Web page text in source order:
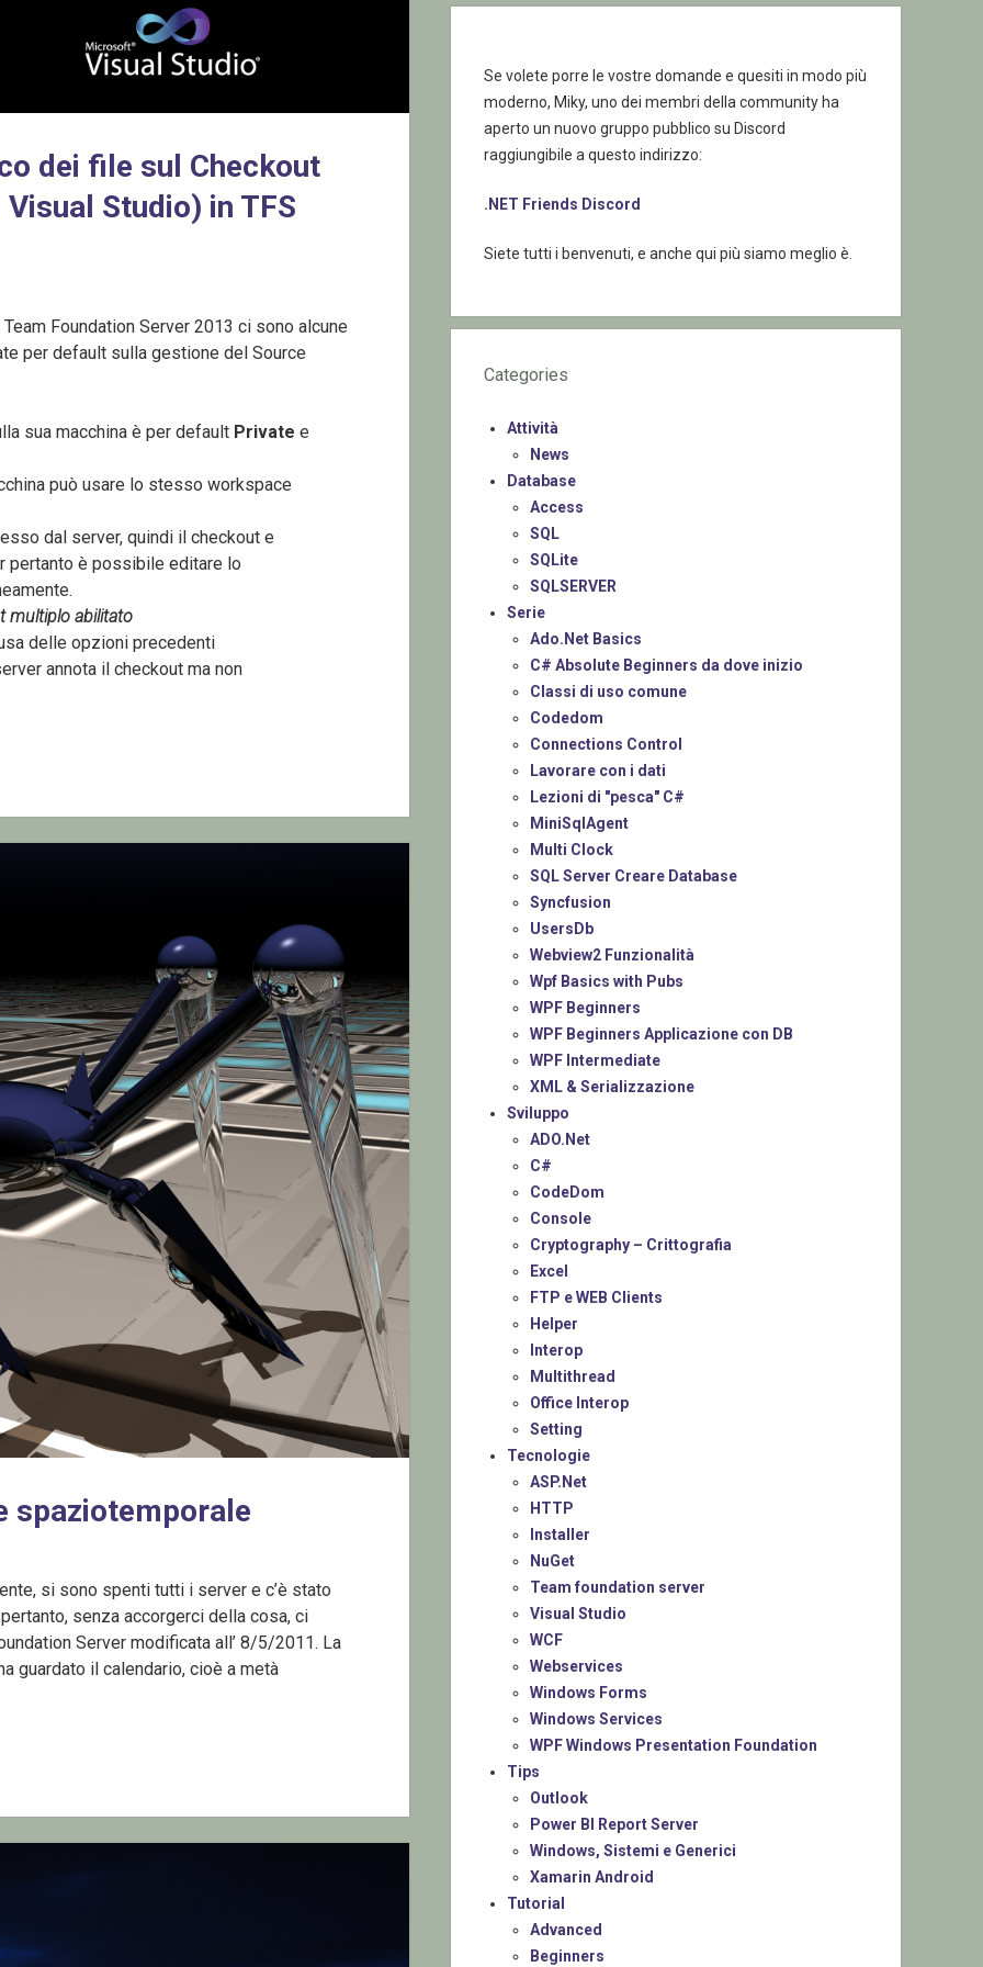
dei file sul Checkout
Studio) in TFS
Foundation Server 2013 ci sono alcune
per default sulla gestione del Source
sua macchina è per default Private e
può usare lo stesso workspace
dal server, quindi il checkout e
pertanto è possibile editare lo
multiplo abilitato
delle opzioni precedenti
annota il checkout ma non
spaziotemporale
si sono spenti tutti i server e c’è stato
senza accorgerci della cosa, ci
Server modificata all’ 8/5/2011. La
guardato il calendario, cioè a metà
Se volete porre le vostre domande e quesiti in modo più
moderno, Miky, uno dei membri della community ha
aperto un nuovo gruppo pubblico su Discord
raggiungibile a questo indirizzo:
.NET Friends Discord
Siete tutti i benvenuti, e anche qui più siamo meglio è.
Categories
Attività
News
Database
Access
SQL
SQLite
SQLSERVER
Serie
Ado.Net Basics
C# Absolute Beginners da dove inizio
Classi di uso comune
Codedom
Connections Control
Lavorare con i dati
Lezioni di "pesca" C#
MiniSqlAgent
Multi Clock
SQL Server Creare Database
Syncfusion
UsersDb
Webview2 Funzionalità
Wpf Basics with Pubs
WPF Beginners
WPF Beginners Applicazione con DB
WPF Intermediate
XML & Serializzazione
Sviluppo
ADO.Net
C#
CodeDom
Console
Cryptography – Crittografia
Excel
FTP e WEB Clients
Helper
Interop
Multithread
Office Interop
Setting
Tecnologie
ASP.Net
HTTP
Installer
NuGet
Team foundation server
Visual Studio
WCF
Webservices
Windows Forms
Windows Services
WPF Windows Presentation Foundation
Tips
Outlook
Power BI Report Server
Windows, Sistemi e Generici
Xamarin Android
Tutorial
Advanced
Beginners